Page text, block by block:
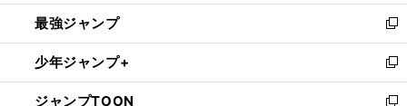
ン
ド
ウ
で
開
く
ウ
ィ
ン
ド
ウ
で
し
い
ウ
ィ
ン
ド
最強ジャンプ
新
し
い
ウ
少年ジャンプ+
新
し
ジャンプTOON